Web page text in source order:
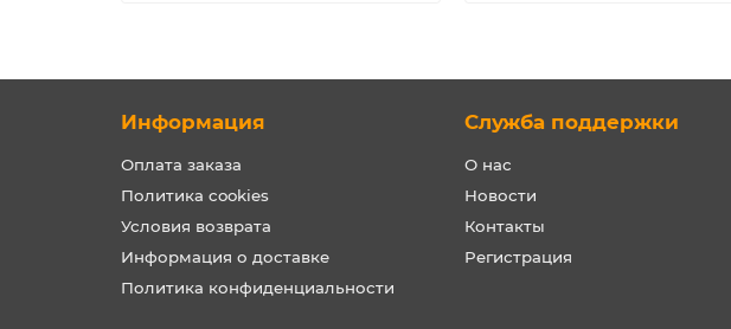
Информация
Оплата заказа
Политика cookies
Условия возврата
Информация о доставке
Политика конфиденциальности
Служба поддержки
О нас
Новости
Контакты
Регистрация